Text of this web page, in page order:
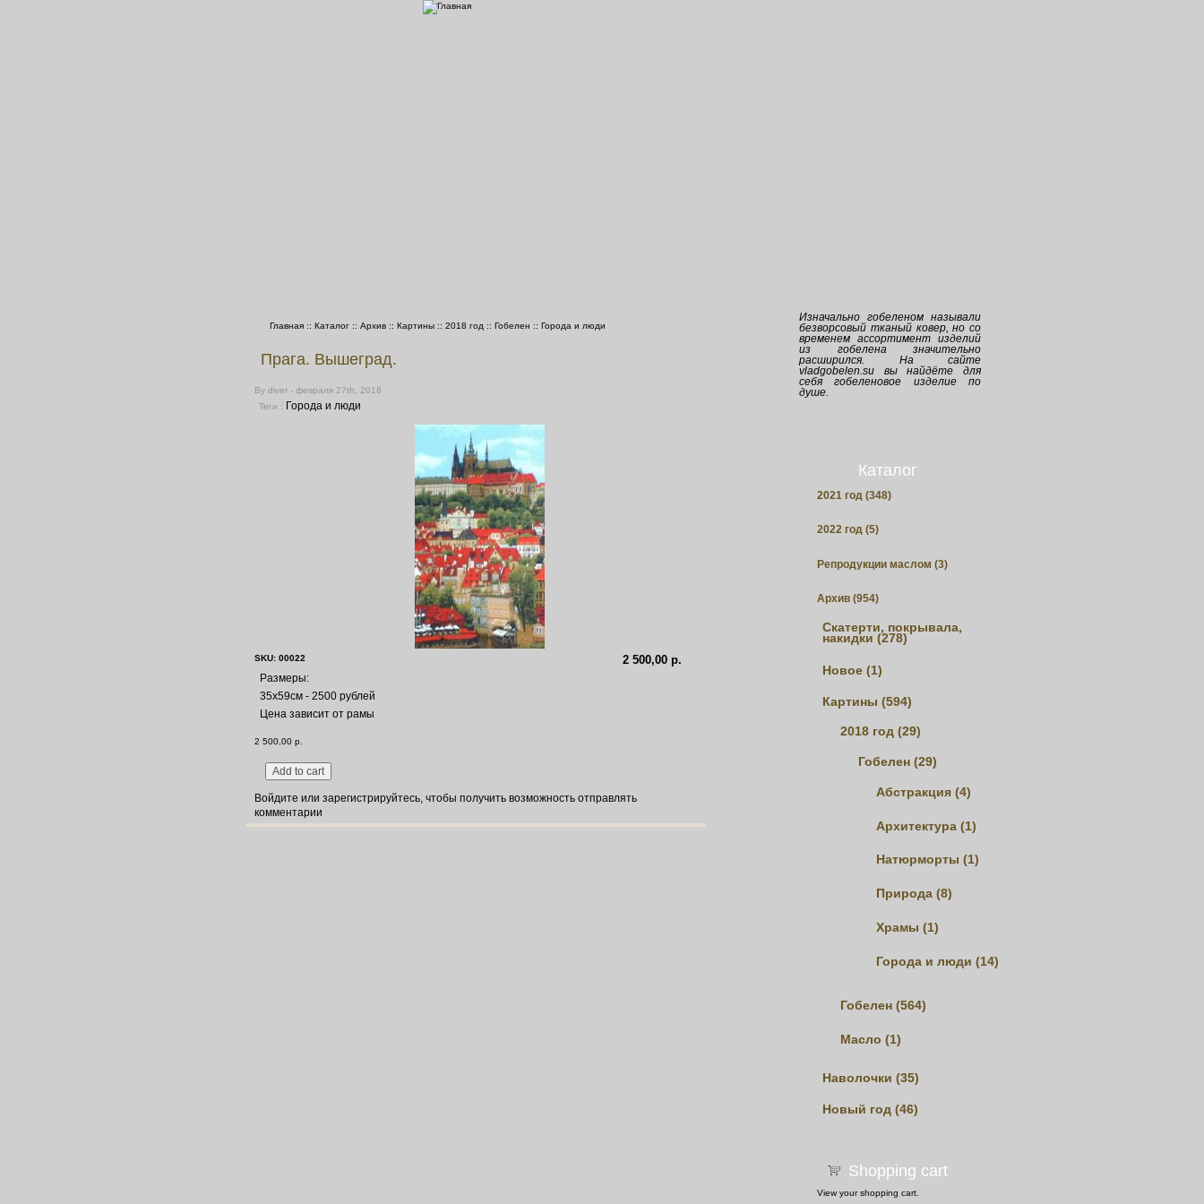
Главная :: Каталог :: Архив :: Картины :: 2018 год :: Гобелен :: Города и люди
Прага. Вышеград.
By diver - февраля 27th, 2018
Теги : Города и люди
2 500,00 р.
SKU: 00022
Размеры:
35х59см - 2500 рублей
Цена зависит от рамы
2 500,00 р.
Войдите или зарегистрируйтесь, чтобы получить возможность отправлять
комментарии
Изначально гобеленом называли
безворсовый тканый ковер, но со
временем ассортимент изделий
из гобеленазначительно
расширился. На сайте
vladgobelen.su вы найдёте для
себягобеленовое изделие по
душе.
Каталог
2021 год (348)
2022 год (5)
Репродукции маслом (3)
Архив (954)
Скатерти, покрывала,
накидки (278)
Новое (1)
Картины (594)
2018 год (29)
Гобелен (29)
Абстракция (4)
Архитектура (1)
Натюрморты (1)
Природа (8)
Храмы (1)
Города и люди (14)
Гобелен (564)
Масло (1)
Наволочки (35)
Новый год (46)
Shopping cart
View your shopping cart.